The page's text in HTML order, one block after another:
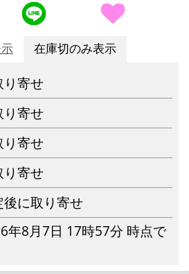
在庫切のみ表示
り寄せ
り寄せ
り寄せ
り寄せ
後に取り寄せ
年8月7日 17時57分 時点で